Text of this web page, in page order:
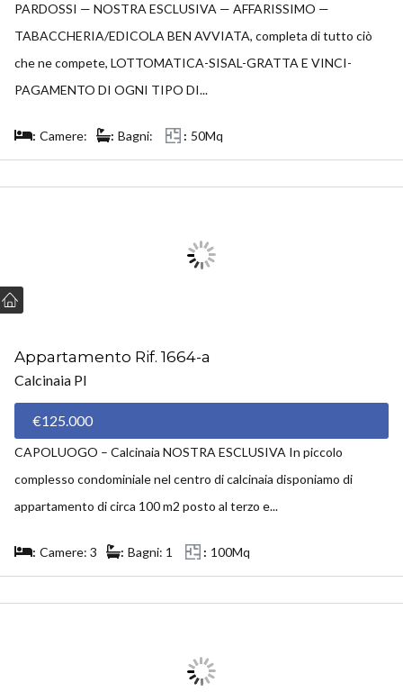
PARDOSSI — NOSTRA ESCLUSIVA — AFFARISSIMO —
TABACCHERIA/EDICOLA BEN AVVIATA, completa di tutto ciò
che ne compete, LOTTOMATICA-SISAL-GRATTA E VINCI-
PAGAMENTO DI OGNI TIPO DI...
Camere: Bagni: 50Mq
Appartamento Rif. 1664-a
Calcinaia PI
€125.000
CAPOLUOGO – Calcinaia NOSTRA ESCLUSIVA In piccolo
complesso condominiale nel centro di calcinaia disponiamo di
appartamento di circa 100 m2 posto al terzo e...
Camere: 3 Bagni: 1 100Mq